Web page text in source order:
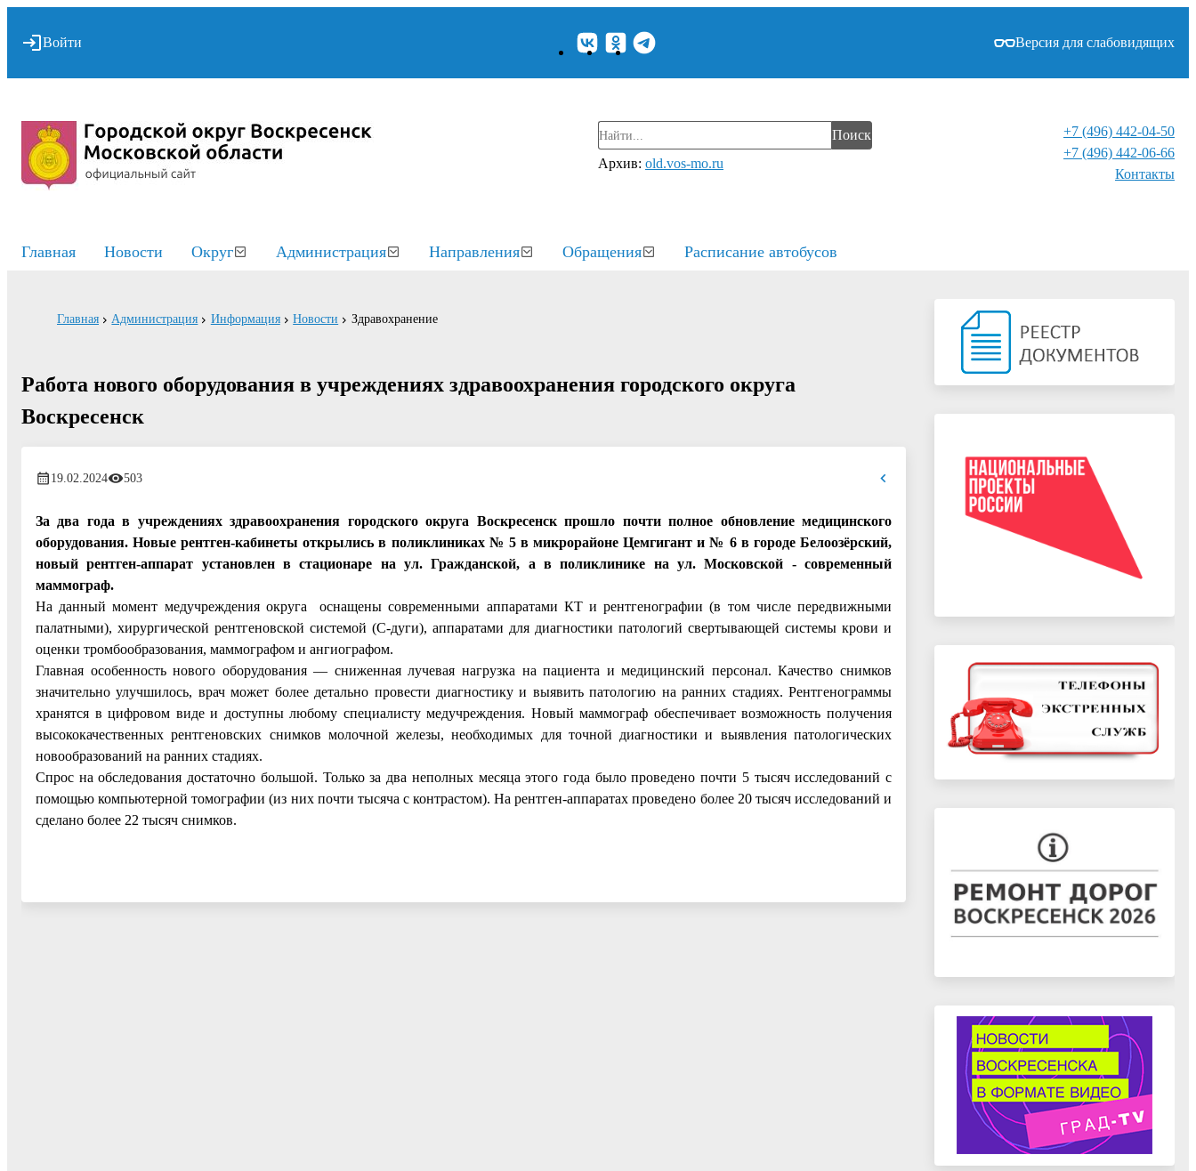
Войти Версия для слабовидящих
Поиск
Архив: old.vos-mo.ru
+7 (496) 442-04-50
+7 (496) 442-06-66
Контакты⁠
Главная Новости Округ Администрация Направления Обращения Расписание автобусов
Главная Администрация Информация Новости Здравохранение
Работа нового оборудования в учреждениях здравоохранения городского округа
Воскресенск
19.02.2024 503
За два года в учреждениях здравоохранения городского округа Воскресенск прошло почти полное обновление медицинского
оборудования. Новые рентген-кабинеты открылись в поликлиниках № 5 в микрорайоне Цемгигант и № 6 в городе Белоозёрский,
новый рентген-аппарат установлен в стационаре на ул. Гражданской, а в поликлинике на ул. Московской - современный
маммограф.
На данный момент медучреждения округа оснащены современными аппаратами КТ и рентгенографии (в том числе передвижными
палатными), хирургической рентгеновской системой (С-дуги), аппаратами для диагностики патологий свертывающей системы крови и
оценки тромбообразования, маммографом и ангиографом.
Главная особенность нового оборудования — сниженная лучевая нагрузка на пациента и медицинский персонал. Качество снимков
значительно улучшилось, врач может более детально провести диагностику и выявить патологию на ранних стадиях. Рентгенограммы
хранятся в цифровом виде и доступны любому специалисту медучреждения. Новый маммограф обеспечивает возможность получения
высококачественных рентгеновских снимков молочной железы, необходимых для точной диагностики и выявления патологических
новообразований на ранних стадиях.
Спрос на обследования достаточно большой. Только за два неполных месяца этого года было проведено почти 5 тысяч исследований с
помощью компьютерной томографии (из них почти тысяча с контрастом). На рентген-аппаратах проведено более 20 тысяч исследований и
сделано более 22 тысяч снимков.